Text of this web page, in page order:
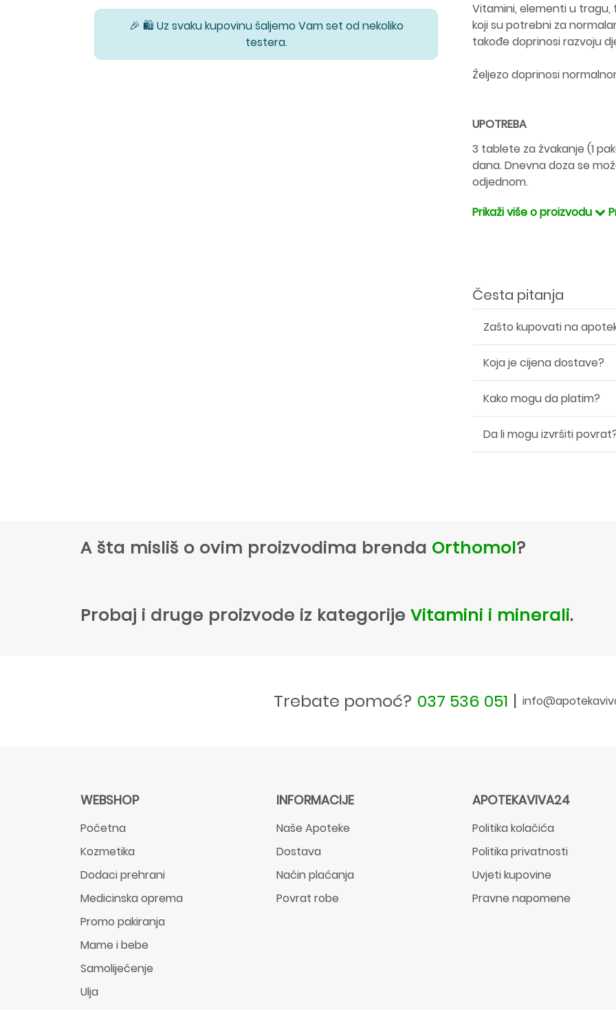
🎉 🛍️ Uz svaku kupovinu šaljemo Vam set od nekoliko
testera.
Vitamini, elementi u
koji su potrebni za
takođe doprinosi razvoju
Željezo doprinosi
UPOTREBA
3 tablete za žvakanje (1
dana. Dnevna doza se
odjednom.
Prikaži više o proizvodu
Česta pitanja
Zašto kupovati na
Koja je cijena dostave?
Kako mogu da platim?
Da li mogu izvršiti
A šta misliš o ovim proizvodima brenda Orthomol?
Probaj i druge proizvode iz kategorije Vitamini i minerali.
Trebate pomoć? 037 536 051 |
WEBSHOP
Početna
Kozmetika
Dodaci prehrani
Medicinska oprema
Promo pakiranja
Mame i bebe
Samoliječenje
Ulja
INFORMACIJE
Naše Apoteke
Dostava
Način plaćanja
Povrat robe
APOTEKAVIVA24
Politika kolačića
Politika privatnosti
Uvjeti kupovine
Pravne napomene